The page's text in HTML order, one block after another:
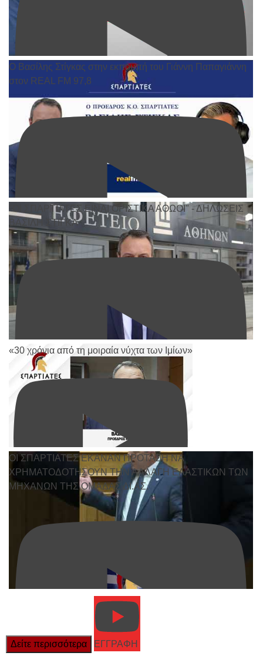
Ο Βασίλης Στίγκας στην εκπομπή του Γιάννη Παπαγιάννη
στον REAL FM 97,8
"ΟΙ ΣΠΑΡΤΙΑΤΕΣ ΕΙΝΑΙ ΟΡΙΣΤΙΚΑ ΑΘΩΟΙ" - ΔΗΛΩΣΕΙΣ
ΒΑΣΙΛΗ ΣΤΙΓΚΑ
«30 χρόνια από τη μοιραία νύχτα των Ιμίων»
ΟΙ ΣΠΑΡΤΙΑΤΕΣ ΕΚΑΝΑΝ ΠΡΟΤΑΣΗ ΝΑ
ΧΡΗΜΑΤΟΔΟΤΗΣΟΥΝ ΤΗΝ ΑΛΛΑΓΗ ΕΛΑΣΤΙΚΩΝ ΤΩΝ
ΜΗΧΑΝΩΝ ΤΗΣ ΟΜΑΔΑΣ ΔΙ.ΑΣ.
Δείτε περισσότερα ΕΓΓΡΑΦΗ